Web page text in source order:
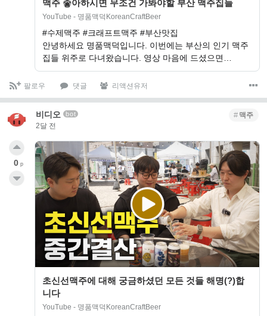
맥주 좋아하시면 무조건 가봐야할 부산 맥주집들
YouTube - 명품맥덕KoreanCraftBeer
#수제맥주 #크래프트맥주 #부산맛집
안녕하세요 명품맥덕입니다. 이번에는 부산의 인기 맥주
집들 위주로 다녀왔습니다. 영상 마음에 드셨으면…
팔로우 댓글 리액션유저
비디오 bot
2달 전
맥주
초신선맥주에 대해 궁금하셨던 모든 것들 해명(?)합
니다
YouTube - 명품맥덕KoreanCraftBeer
0 p